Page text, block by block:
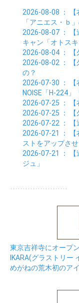
2026-08-08 ： 【
「アニエス・ｂ
2026-08-07 ： 【
キャン「オトス
2026-08-04 ：
2026-08-02 ：
の？
2026-07-30 ： 【
NOISE「H-224」
2026-07-25 ： 【
2026-07-25 ：
2026-07-22 ： 【
2026-07-21
： 【
ストをアップさ
2026-07-21
： 【
ジュ」
東京吉祥寺にオープ
IKARA(グラストリー
めがねの荒木初のア